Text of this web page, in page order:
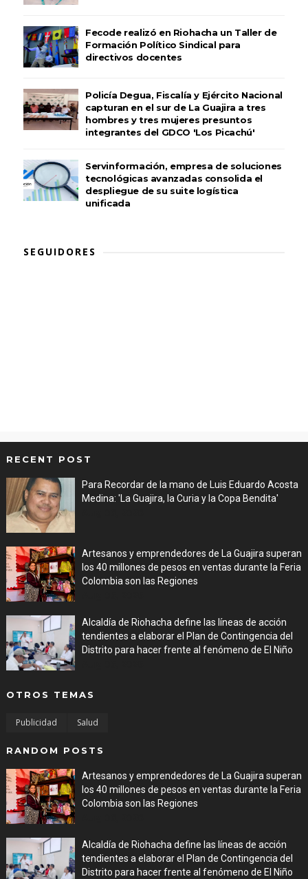
Fecode realizó en Riohacha un Taller de
Formación Político Sindical para
directivos docentes
Policía Degua, Fiscalía y Ejército Nacional
capturan en el sur de La Guajira a tres
hombres y tres mujeres presuntos
integrantes del GDCO 'Los Picachú'
Servinformación, empresa de soluciones
tecnológicas avanzadas consolida el
despliegue de su suite logística
unificada
SEGUIDORES
RECENT POST
Para Recordar de la mano de Luis Eduardo Acosta
Medina: 'La Guajira, la Curia y la Copa Bendita'
Artesanos y emprendedores de La Guajira superan
los 40 millones de pesos en ventas durante la Feria
Colombia son las Regiones
Alcaldía de Riohacha define las líneas de acción
tendientes a elaborar el Plan de Contingencia del
Distrito para hacer frente al fenómeno de El Niño
OTROS TEMAS
Publicidad Salud
RANDOM POSTS
Artesanos y emprendedores de La Guajira superan
los 40 millones de pesos en ventas durante la Feria
Colombia son las Regiones
Alcaldía de Riohacha define las líneas de acción
tendientes a elaborar el Plan de Contingencia del
Distrito para hacer frente al fenómeno de El Niño